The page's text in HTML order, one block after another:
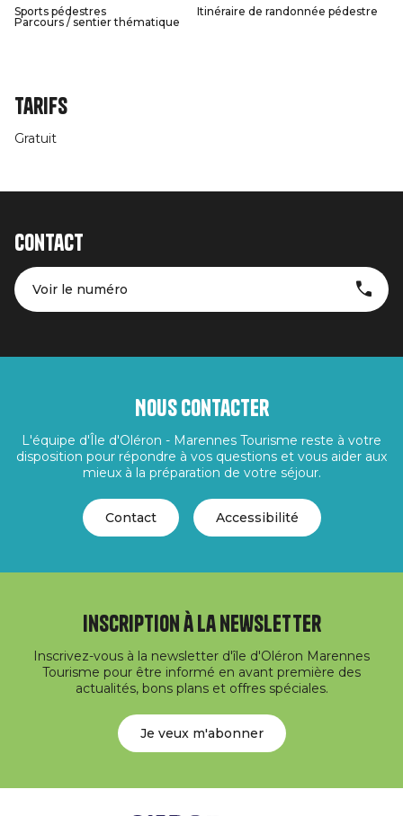
Sports pédestres
Itinéraire de randonnée pédestre
Parcours / sentier thématique
Tarifs
Gratuit
Contact
Voir le numéro
Nous contacter
L'équipe d'Île d'Oléron - Marennes Tourisme reste à votre
disposition pour répondre à vos questions et vous aider aux
mieux à la préparation de votre séjour.
Contact Accessibilité
Inscription à la newsletter
Inscrivez-vous à la newsletter d'île d'Oléron Marennes
Tourisme pour être informé en avant première des
actualités, bons plans et offres spéciales.
Je veux m'abonner